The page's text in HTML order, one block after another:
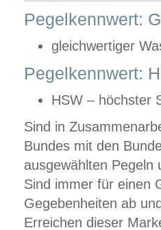
Pegelkennwert:
gleichwertiger
Pegelkennwert:
HSW – höchster
Sind in
Bundes mit den
ausgewählten
Sind immer für einen
Gegebenheiten ab
Erreichen dieser